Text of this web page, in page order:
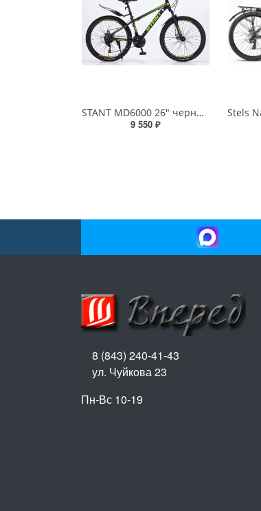
STANT MD6000 26" черный/зеленый
9 550 ₽
8 (843) 240-41-43
ул. Чуйкова 23
Пн-Вс 10-19